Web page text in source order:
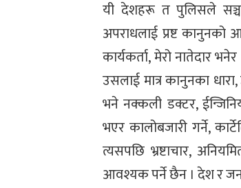
यी देशहरू त पुलिसले
अपराधलाई प्रष्ट कानुनको
कार्यकर्ता, मेरो नातेदार
उसलाई मात्र कानुनका
भने नक्कली डक्टर,
भएर कालोबजारी गर्ने,
त्यसपछि भ्रष्टाचार,
आवश्यक पर्ने छैन । देश र